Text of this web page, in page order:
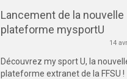
Lancement de la nouvelle
plateforme mysportU
14
Découvrez my sport U, la
plateforme extranet de la FFSU !